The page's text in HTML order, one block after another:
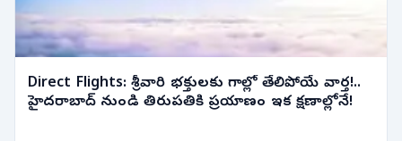
Direct Flights: శ్రీవారి భక్తులకు గాల్లో తేలిపోయే వార్త!..
హైదరాబాద్ నుండి తిరుపతికి ప్రయాణం ఇక క్షణాల్లోనే!